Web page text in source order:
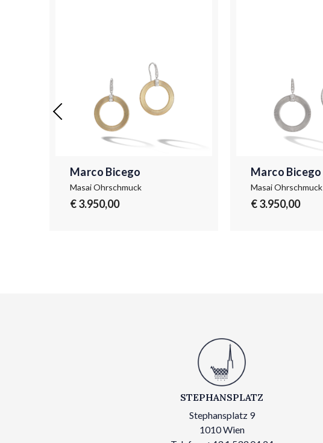
Marco Bicego
Masai Ohrschmuck
€ 3.950,00
Marco Bicego
Masai Ohrschmuck
€ 3.950,00
STEPHANSPLATZ
Stephansplatz 9
1010 Wien